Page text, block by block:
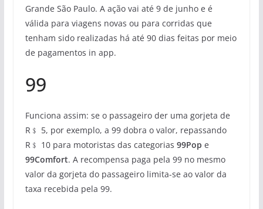
Grande São Paulo. A ação vai até 9 de junho e é
válida para viagens novas ou para corridas que
tenham sido realizadas há até 90 dias feitas por meio
de pagamentos in app.
99
Funciona assim: se o passageiro der uma gorjeta de
R﹩ 5, por exemplo, a 99 dobra o valor, repassando
R﹩ 10 para motoristas das categorias 99Pop e
99Comfort. A recompensa paga pela 99 no mesmo
valor da gorjeta do passageiro limita-se ao valor da
taxa recebida pela 99.